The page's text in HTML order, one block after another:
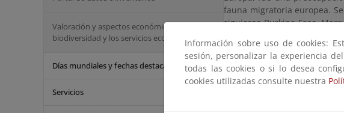
Valoración y aspectos económicos de la
biodiversidad y los servicios ecosistémicos
Días mundiales y fechas destacadas
Servicios
fauna migratoria europea.
siguieron Burkina-Faso,
Este convenio ha
amenazadas, para grandes
de especies exóticas
su Comité Permanente.
Información sobre uso de cookies:
sesión, personalizar la experiencia
todas las cookies o si lo desea
cookies utilizadas consulte nuestra